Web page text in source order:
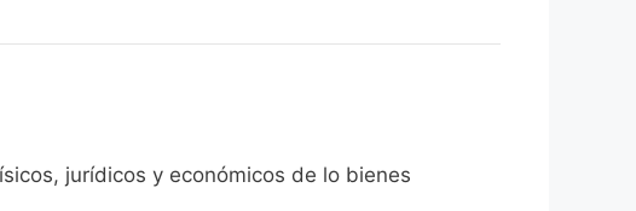
jurídicos y económicos de lo bienes